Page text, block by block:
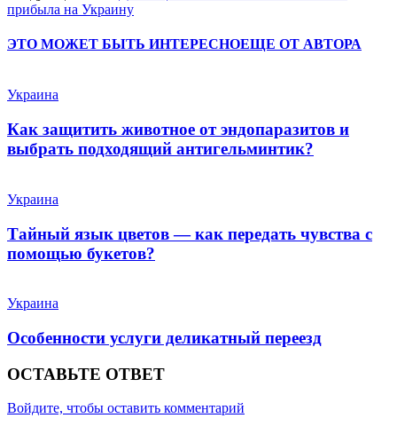
прибыла на Украину
ЭТО МОЖЕТ БЫТЬ ИНТЕРЕСНОЕЩЕ ОТ АВТОРА
Украина
Как защитить животное от эндопаразитов и
выбрать подходящий антигельминтик?
Украина
Тайный язык цветов — как передать чувства с
помощью букетов?
Украина
Особенности услуги деликатный переезд
ОСТАВЬТЕ ОТВЕТ
Войдите, чтобы оставить комментарий